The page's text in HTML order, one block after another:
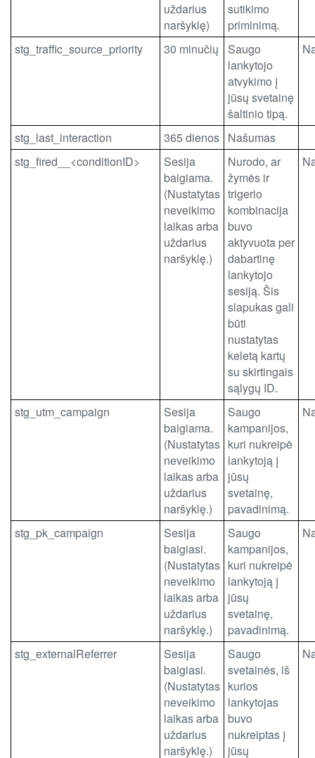
uždarius
naršyklę)
sutikimo
priminimą.
stg_traffic_source_priority
30 minučių
Saugo
lankytojo
atvykimo į
jūsų svetainę
šaltinio tipą.
stg_last_interaction 365 dienos Našumas
stg_fired__<conditionID>
Sesija
baigiama.
(Nustatytas
neveikimo
laikas arba
uždarius
naršyklę.)
Nurodo, ar
žymės ir
trigerio
kombinacija
buvo
aktyvuota per
dabartinę
lankytojo
sesiją. Šis
slapukas gali
būti
nustatytas
keletą kartų
su skirtingais
sąlygų ID.
stg_utm_campaign
Sesija
baigiama.
(Nustatytas
neveikimo
laikas arba
uždarius
naršyklę.)
Saugo
kampanijos,
kuri nukreipė
lankytoją į
jūsų
svetainę,
pavadinimą.
stg_pk_campaign
Sesija
baigiasi.
(Nustatytas
neveikimo
laikas arba
uždarius
naršyklę.)
Saugo
kampanijos,
kuri nukreipė
lankytoją į
jūsų
svetainę,
pavadinimą.
stg_externalReferrer
Sesija
baigiasi.
(Nustatytas
neveikimo
laikas arba
uždarius
naršyklę.)
Saugo
svetainės, iš
kurios
lankytojas
buvo
nukreiptas į
jūsų